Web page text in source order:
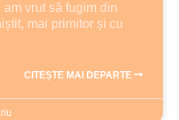
am vrut să fugim din
mai primitor și cu
CITEȘTE MAI DEPARTE